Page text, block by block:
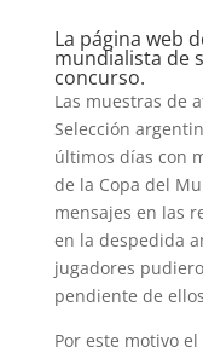
La página web
mundialista de
concurso.
Las muestras de
Selección
últimos días con
de la Copa del
mensajes en las
en la despedida
jugadores
pendiente de
Por este motivo